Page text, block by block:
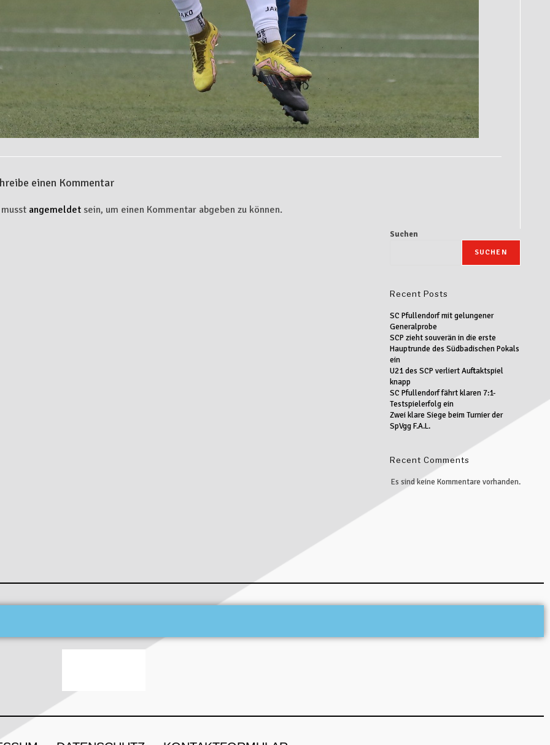
einen Kommentar
angemeldet sein, um einen Kommentar abgeben zu können.
Suchen
SUCHEN
Recent Posts
SC Pfullendorf mit gelungener
Generalprobe
SCP zieht souverän in die erste
Hauptrunde des Südbadischen Pokals
ein
U21 des SCP verliert Auftaktspiel
knapp
SC Pfullendorf fährt klaren 7:1-
Testspielerfolg ein
Zwei klare Siege beim Turnier der
SpVgg F.A.L.
Recent Comments
Es sind keine Kommentare vorhanden.